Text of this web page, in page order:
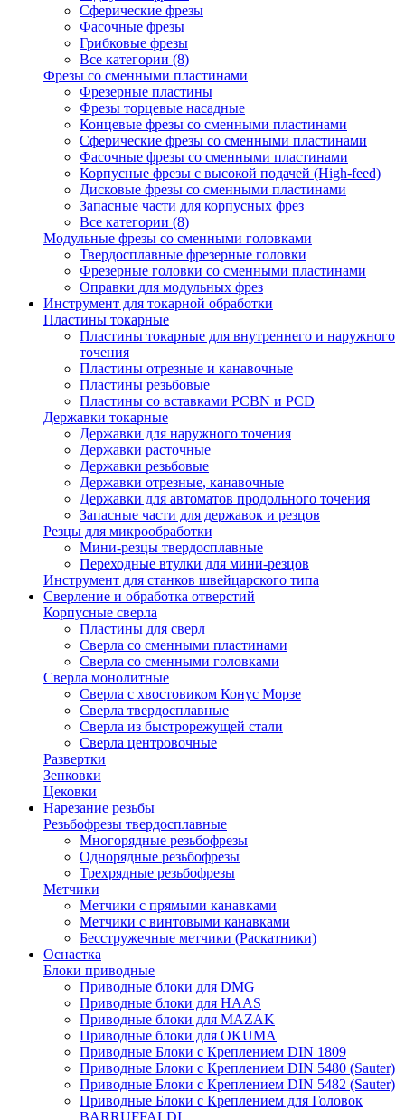
Сферические фрезы
Фасочные фрезы
Грибковые фрезы
Все категории (8)
Фрезы со сменными пластинами
Фрезерные пластины
Фрезы торцевые насадные
Концевые фрезы со сменными пластинами
Сферические фрезы со сменными пластинами
Фасочные фрезы со сменными пластинами
Корпусные фрезы с высокой подачей (High-feed)
Дисковые фрезы со сменными пластинами
Запасные части для корпусных фрез
Все категории (8)
Модульные фрезы со сменными головками
Твердосплавные фрезерные головки
Фрезерные головки со сменными пластинами
Оправки для модульных фрез
Инструмент для токарной обработки
Пластины токарные
Пластины токарные для внутреннего и наружного
точения
Пластины отрезные и канавочные
Пластины резьбовые
Пластины со вставками PCBN и PCD
Державки токарные
Державки для наружного точения
Державки расточные
Державки резьбовые
Державки отрезные, канавочные
Державки для автоматов продольного точения
Запасные части для державок и резцов
Резцы для микрообработки
Мини-резцы твердосплавные
Переходные втулки для мини-резцов
Инструмент для станков швейцарского типа
Сверление и обработка отверстий
Корпусные сверла
Пластины для сверл
Сверла со сменными пластинами
Сверла со сменными головками
Сверла монолитные
Сверла с хвостовиком Конус Морзе
Сверла твердосплавные
Сверла из быстрорежущей стали
Сверла центровочные
Развертки
Зенковки
Цековки
Нарезание резьбы
Резьбофрезы твердосплавные
Многорядные резьбофрезы
Однорядные резьбофрезы
Трехрядные резьбофрезы
Метчики
Метчики с прямыми канавками
Метчики с винтовыми канавками
Бесстружечные метчики (Раскатники)
Оснастка
Блоки приводные
Приводные блоки для DMG
Приводные блоки для HAAS
Приводные блоки для MAZAK
Приводные блоки для OKUMA
Приводные Блоки с Креплением DIN 1809
Приводные Блоки с Креплением DIN 5480 (Sauter)
Приводные Блоки с Креплением DIN 5482 (Sauter)
Приводные Блоки с Креплением для Головок
BARRUFFALDI